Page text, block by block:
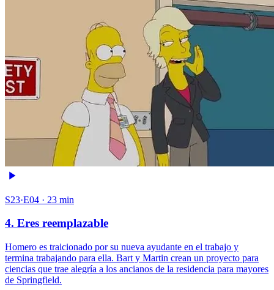
S23·E04 · 23 min
4. Eres reemplazable
Homero es traicionado por su nueva ayudante en el trabajo y
termina trabajando para ella. Bart y Martin crean un proyecto para
ciencias que trae alegría a los ancianos de la residencia para mayores
de Springfield.